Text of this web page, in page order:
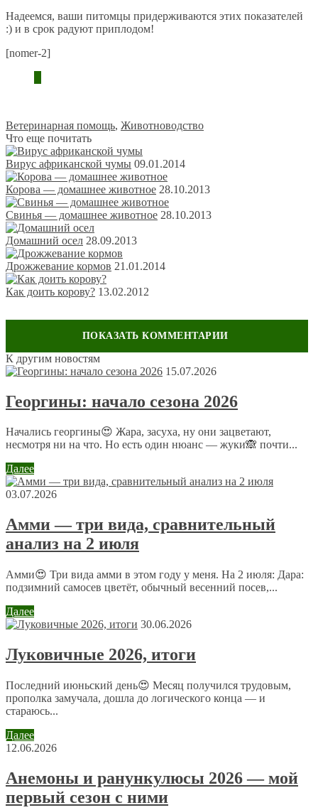
Надеемся, ваши питомцы придерживаются этих показателей
:) и в срок радуют приплодом!
[nomer-2]
Ветеринарная помощь, Животноводство
Что еще почитать
Вирус африканской чумы 09.01.2014
Корова — домашнее животное 28.10.2013
Свинья — домашнее животное 28.10.2013
Домашний осел 28.09.2013
Дрожжевание кормов 21.01.2014
Как доить корову? 13.02.2012
Оставить комментарий
Ваш адрес email не будет опубликован.
Обязательные поля
помечены*
Комментарий*
Имя*
Email*
Отправляя сообщение, Вы разрешаете сбор и обработку
персональных данных.Политика конфиденциальности
К другим новостям
15.07.2026
Георгины: начало сезона 2026
Начались георгины😍 Жара, засуха, ну они зацветают,
несмотря ни на что. Но есть один нюанс — жуки🙈 почти...
Далее
03.07.2026
Амми — три вида, сравнительный
анализ на 2 июля
Амми😍 Три вида амми в этом году у меня. На 2 июля: Дара:
подзимний самосев цветёт, обычный весенний посев,...
Далее
30.06.2026
Луковичные 2026, итоги
Последний июньский день😍 Месяц получился трудовым,
прополка замучала, дошла до логического конца — и
стараюсь...
Далее
12.06.2026
Анемоны и ранункулюсы 2026 — мой
первый сезон с ними